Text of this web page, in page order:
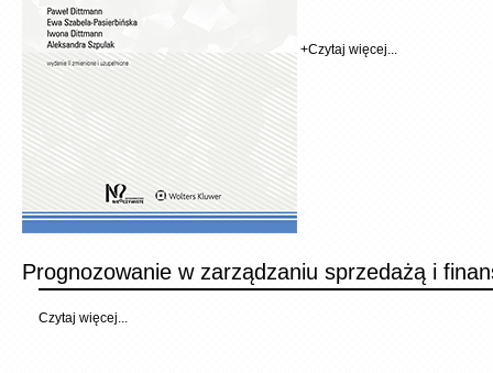
+Czytaj więcej...
Prognozowanie w zarządzaniu sprzedażą i
Czytaj więcej...